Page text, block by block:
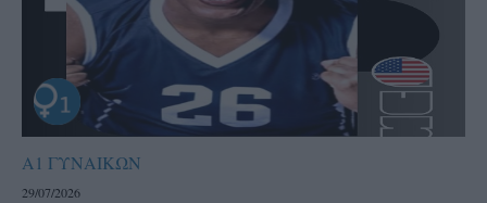
Α1 ΓΥΝΑΙΚΩΝ
29/07/2026